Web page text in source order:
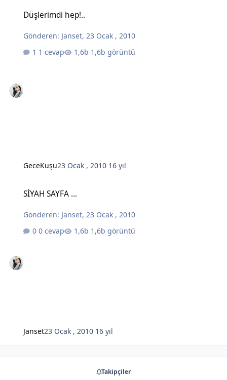
Düşlerimdi hep!..
Gönderen: Janset,23 Ocak , 2010
1 cevap
1,6b görüntü
GeceKuşu23 Ocak , 2010 16 yıl
SİYAH SAYFA ...
Gönderen: Janset,23 Ocak , 2010
0 cevap
1,6b görüntü
Janset23 Ocak , 2010 16 yıl
Takipçiler